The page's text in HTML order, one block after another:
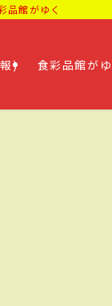
品館がゆく
) 食彩品館が